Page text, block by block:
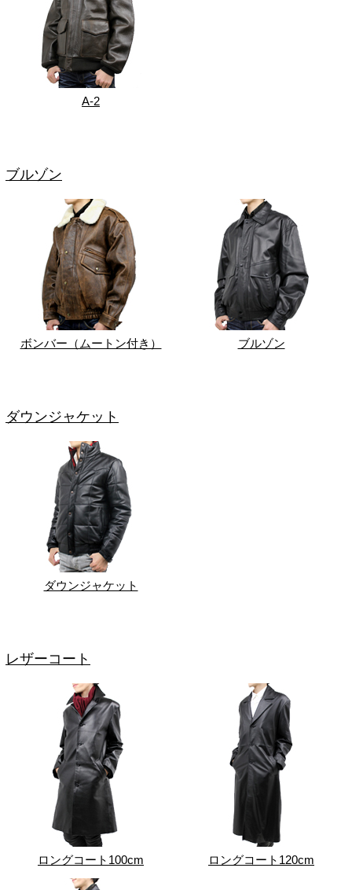
A-2
ブルゾン
ボンバー（ムートン付き） ブルゾン
ダウンジャケット
ダウンジャケット
レザーコート
ロングコート100cm ロングコート120cm